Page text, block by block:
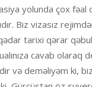
yolunda çox fəal
Biz vizasız
tarixi qərar
cavab olaraq
və deməliyəm ki,